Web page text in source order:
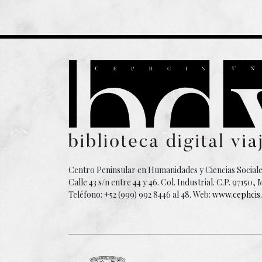
Centro Peninsular en Humanidades y Ciencias
Calle 43 s/n entre 44 y 46. Col. Industrial. C.P. 97150,
Teléfono: +52 (999) 992 8446 al 48. Web: